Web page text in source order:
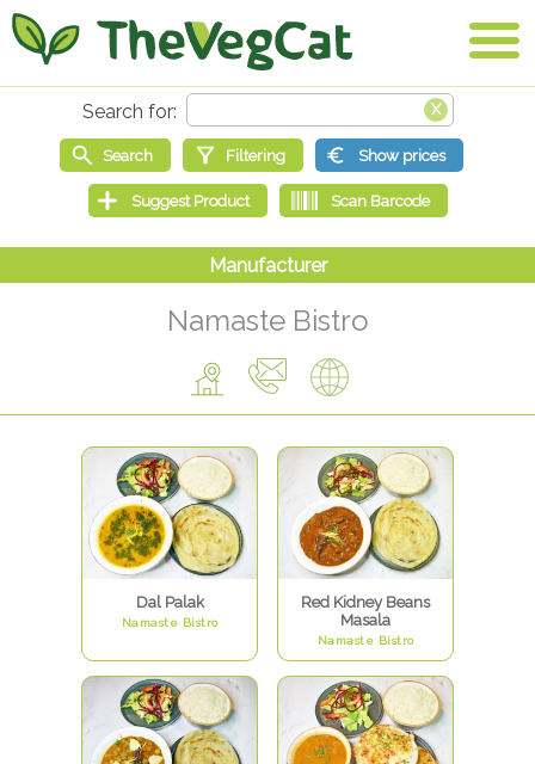
Namaste Bistro
Dal Palak
Namaste Bistro
Red Kidney Beans
Masala
Namaste Bistro